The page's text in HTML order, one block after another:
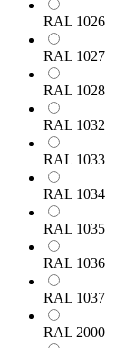
RAL 1026
RAL 1027
RAL 1028
RAL 1032
RAL 1033
RAL 1034
RAL 1035
RAL 1036
RAL 1037
RAL 2000